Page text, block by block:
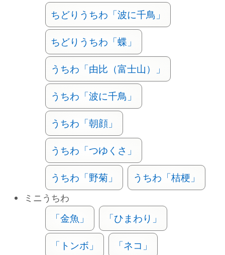
ちどりうちわ「波に千鳥」
ちどりうちわ「蝶」
うちわ「由比（富士山）」
うちわ「波に千鳥」
うちわ「朝顔」
うちわ「つゆくさ」
うちわ「野菊」 うちわ「桔梗」
ミニうちわ
「金魚」 「ひまわり」
「トンボ」 「ネコ」